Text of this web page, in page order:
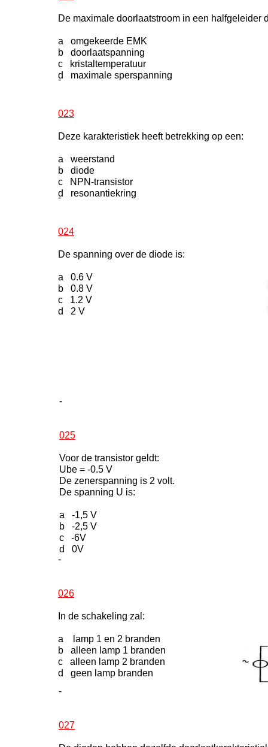
De maximale doorlaatstroom in een halfgeleider
a omgekeerde EMK
b doorlaatspanning
c kristaltemperatuur
d maximale sperspanning
-
023
Deze karakteristiek heeft betrekking op een:
a weerstand
b diode
c NPN-transistor
d resonantiekring
-
024
De spanning over de diode is:
a 0.6 V
b 0.8 V
c 1.2 V
d 2 V
-
025
Voor de transistor geldt:
Ube = -0.5 V
De zenerspanning is 2 volt.
De spanning U is:
a -1,5 V
b -2,5 V
c -6V
d 0V
-
026
In de schakeling zal:
a lamp 1 en 2 branden
b alleen lamp 1 branden
c alleen lamp 2 branden
d geen lamp branden
-
027